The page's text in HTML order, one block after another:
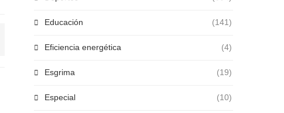
Educación (141)
Eficiencia energética (4)
Esgrima (19)
Especial (10)